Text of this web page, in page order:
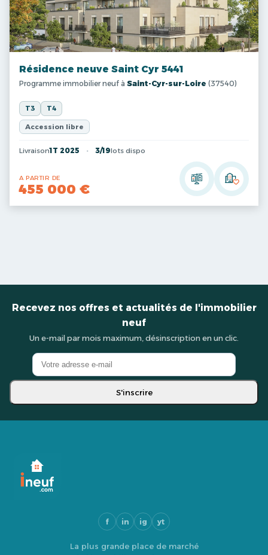
Résidence neuve Saint Cyr 5441
Programme immobilier neuf à Saint-Cyr-sur-Loire (37540)
T3 T4
Accession libre
Livraison1T 2025 3/19lots dispo
A PARTIR DE
455 000 €
Recevez nos offres et actualités de l'immobilier
neuf
Un e-mail par mois maximum, désinscription en un clic.
S'inscrire
f in ig yt
La plus grande place de marché